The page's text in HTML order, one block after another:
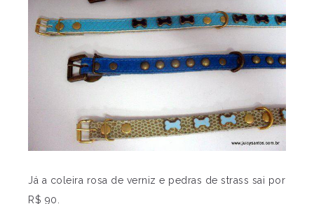
Já a coleira rosa de verniz e pedras de strass sai por
R$ 90.